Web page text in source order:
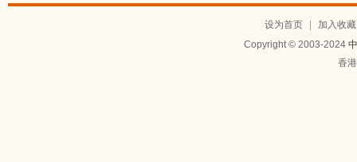
设为首页
加入收藏
Copyright © 2003-2024
香